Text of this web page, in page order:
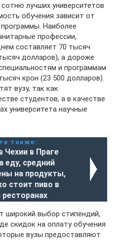
лучших университетов
обучения зависит от
Наиболее
профессии,
составляет 70 тысяч
долларов), а дороже
и программам
крон (23 500 долларов).
вузу, так как
студентов, а в качестве
университета научные
также:
Чехии в Праге
еду, средний
на продукты,
стоит пиво в
ресторанах
широкий выбор стипендий,
скидок на оплату обучения
вузы предоставляют